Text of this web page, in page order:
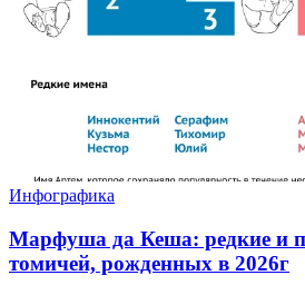
Инфографика
Марфуша да Кеша: редкие и
томичей, рожденных в 2026г